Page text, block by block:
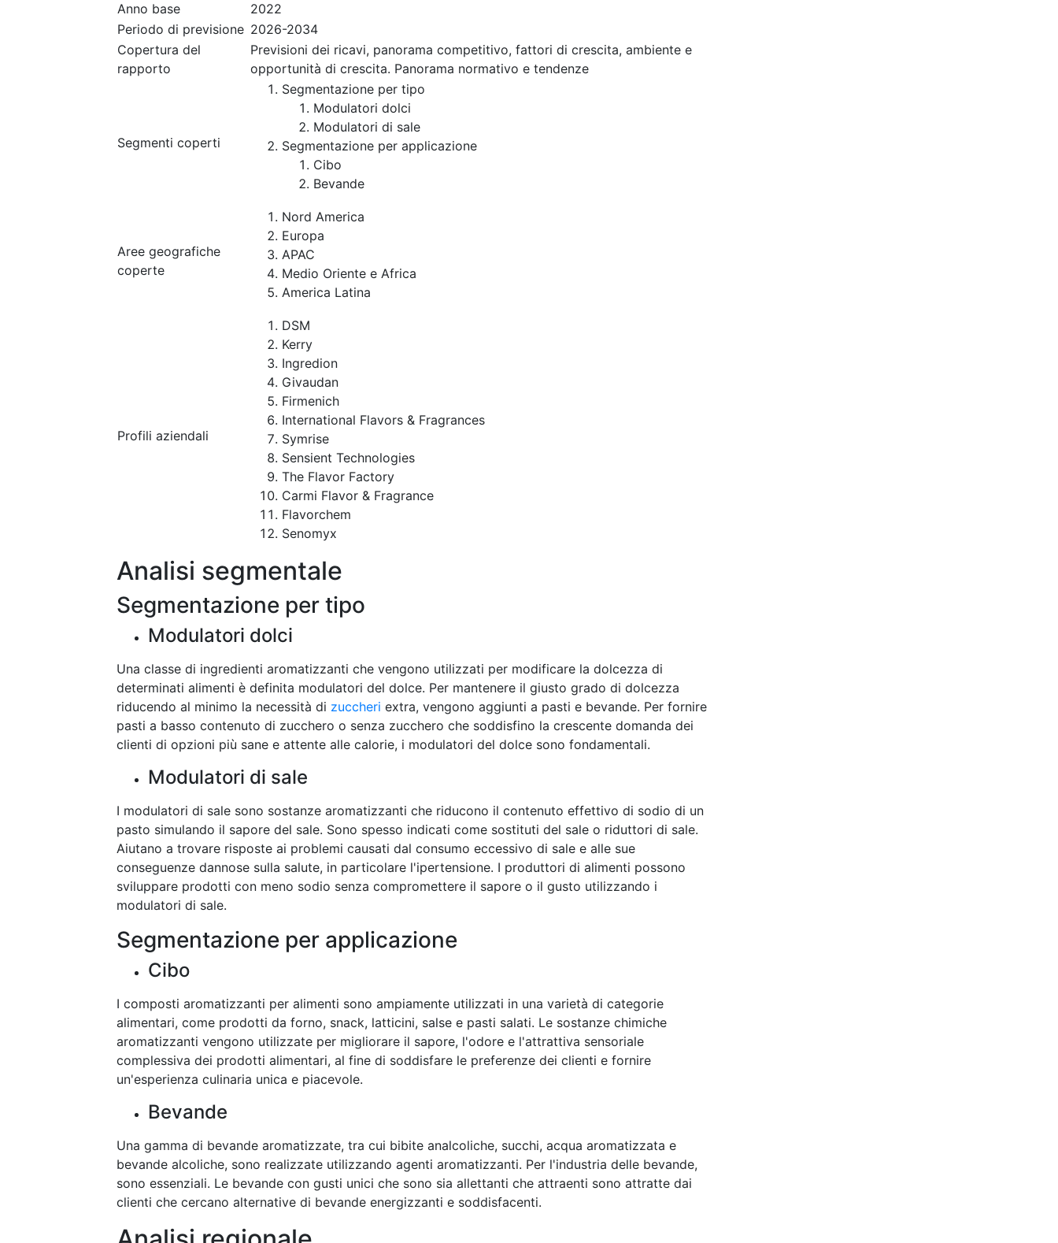
Anno base
2022
Periodo di previsione 2026-2034
Copertura del
rapporto
Previsioni dei ricavi, panorama competitivo, fattori di crescita, ambiente e
opportunità di crescita. Panorama normativo e tendenze
Segmenti coperti
Segmentazione per tipo
Modulatori dolci
Modulatori di sale
Segmentazione per applicazione
Cibo
Bevande
Aree geografiche
coperte
Nord America
Europa
APAC
Medio Oriente e Africa
America Latina
Profili aziendali
DSM
Kerry
Ingredion
Givaudan
Firmenich
International Flavors & Fragrances
Symrise
Sensient Technologies
The Flavor Factory
Carmi Flavor & Fragrance
Flavorchem
Senomyx
Analisi segmentale
Segmentazione per tipo
Modulatori dolci
Una classe di ingredienti aromatizzanti che vengono utilizzati per modificare la dolcezza di
determinati alimenti è definita modulatori del dolce. Per mantenere il giusto grado di dolcezza
riducendo al minimo la necessità di zuccheri extra, vengono aggiunti a pasti e bevande. Per fornire
pasti a basso contenuto di zucchero o senza zucchero che soddisfino la crescente domanda dei
clienti di opzioni più sane e attente alle calorie, i modulatori del dolce sono fondamentali.
Modulatori di sale
I modulatori di sale sono sostanze aromatizzanti che riducono il contenuto effettivo di sodio di un
pasto simulando il sapore del sale. Sono spesso indicati come sostituti del sale o riduttori di sale.
Aiutano a trovare risposte ai problemi causati dal consumo eccessivo di sale e alle sue
conseguenze dannose sulla salute, in particolare l'ipertensione. I produttori di alimenti possono
sviluppare prodotti con meno sodio senza compromettere il sapore o il gusto utilizzando i
modulatori di sale.
Segmentazione per applicazione
Cibo
I composti aromatizzanti per alimenti sono ampiamente utilizzati in una varietà di categorie
alimentari, come prodotti da forno, snack, latticini, salse e pasti salati. Le sostanze chimiche
aromatizzanti vengono utilizzate per migliorare il sapore, l'odore e l'attrattiva sensoriale
complessiva dei prodotti alimentari, al fine di soddisfare le preferenze dei clienti e fornire
un'esperienza culinaria unica e piacevole.
Bevande
Una gamma di bevande aromatizzate, tra cui bibite analcoliche, succhi, acqua aromatizzata e
bevande alcoliche, sono realizzate utilizzando agenti aromatizzanti. Per l'industria delle bevande,
sono essenziali. Le bevande con gusti unici che sono sia allettanti che attraenti sono attratte dai
clienti che cercano alternative di bevande energizzanti e soddisfacenti.